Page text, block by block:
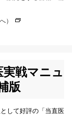
）
戦マニュ
版
して好評の「当直医